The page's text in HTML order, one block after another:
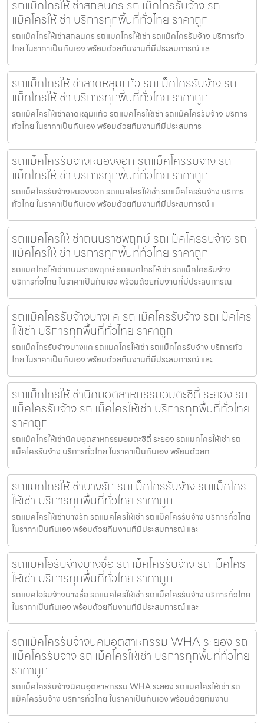
รถแม็คโครให้เช่าสกลนคร รถแม็คโครรับจ้าง รถ
แม็คโครให้เช่า บริการทุกพื้นที่ทั่วไทย ราคาถูก
รถแม็คโครให้เช่าสกลนคร รถแมคโครให้เช่า รถแม็คโครรับจ้าง บริการทั่ว
ไทย ในราคาเป็นกันเอง พร้อมด้วยทีมงานที่มีประสบการณ์ แล
รถแม็คโครให้เช่าลาดหลุมแก้ว รถแม็คโครรับจ้าง รถ
แม็คโครให้เช่า บริการทุกพื้นที่ทั่วไทย ราคาถูก
รถแม็คโครให้เช่าลาดหลุมแก้ว รถแมคโครให้เช่า รถแม็คโครรับจ้าง บริการ
ทั่วไทย ในราคาเป็นกันเอง พร้อมด้วยทีมงานที่มีประสบการ
รถแม็คโครรับจ้างหนองจอก รถแม็คโครรับจ้าง รถ
แม็คโครให้เช่า บริการทุกพื้นที่ทั่วไทย ราคาถูก
รถแม็คโครรับจ้างหนองจอก รถแมคโครให้เช่า รถแม็คโครรับจ้าง บริการ
ทั่วไทย ในราคาเป็นกันเอง พร้อมด้วยทีมงานที่มีประสบการณ์ แ
รถแมคโครให้เช่าถนนราชพฤกษ์ รถแม็คโครรับจ้าง รถ
แม็คโครให้เช่า บริการทุกพื้นที่ทั่วไทย ราคาถูก
รถแมคโครให้เช่าถนนราชพฤกษ์ รถแมคโครให้เช่า รถแม็คโครรับจ้าง
บริการทั่วไทย ในราคาเป็นกันเอง พร้อมด้วยทีมงานที่มีประสบการณ
รถแม็คโครรับจ้างบางแค รถแม็คโครรับจ้าง รถแม็คโคร
ให้เช่า บริการทุกพื้นที่ทั่วไทย ราคาถูก
รถแม็คโครรับจ้างบางแค รถแมคโครให้เช่า รถแม็คโครรับจ้าง บริการทั่ว
ไทย ในราคาเป็นกันเอง พร้อมด้วยทีมงานที่มีประสบการณ์ และ
รถแม็คโครให้เช่านิคมอุตสาหกรรมอมตะซิตี้ ระยอง รถ
แม็คโครรับจ้าง รถแม็คโครให้เช่า บริการทุกพื้นที่ทั่วไทย
ราคาถูก
รถแม็คโครให้เช่านิคมอุตสาหกรรมอมตะซิตี้ ระยอง รถแมคโครให้เช่า รถ
แม็คโครรับจ้าง บริการทั่วไทย ในราคาเป็นกันเอง พร้อมด้วยท
รถแมคโครให้เช่าบางรัก รถแม็คโครรับจ้าง รถแม็คโคร
ให้เช่า บริการทุกพื้นที่ทั่วไทย ราคาถูก
รถแมคโครให้เช่าบางรัก รถแมคโครให้เช่า รถแม็คโครรับจ้าง บริการทั่วไทย
ในราคาเป็นกันเอง พร้อมด้วยทีมงานที่มีประสบการณ์ และ
รถแบคโฮรับจ้างบางซื่อ รถแม็คโครรับจ้าง รถแม็คโคร
ให้เช่า บริการทุกพื้นที่ทั่วไทย ราคาถูก
รถแบคโฮรับจ้างบางซื่อ รถแมคโครให้เช่า รถแม็คโครรับจ้าง บริการทั่วไทย
ในราคาเป็นกันเอง พร้อมด้วยทีมงานที่มีประสบการณ์ และ
รถแม็คโครรับจ้างนิคมอุตสาหกรรม WHA ระยอง รถ
แม็คโครรับจ้าง รถแม็คโครให้เช่า บริการทุกพื้นที่ทั่วไทย
ราคาถูก
รถแม็คโครรับจ้างนิคมอุตสาหกรรม WHA ระยอง รถแมคโครให้เช่า รถ
แม็คโครรับจ้าง บริการทั่วไทย ในราคาเป็นกันเอง พร้อมด้วยทีมงาน